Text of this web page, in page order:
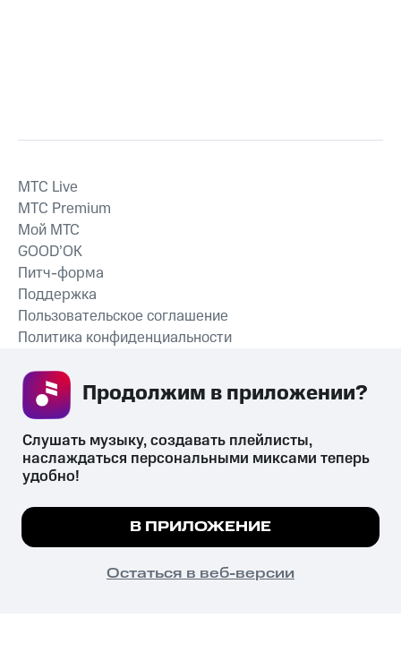
СКАЧАТЬ ПРИЛОЖЕНИЕ
MTС Live
MTС Premium
Мой МТС
GOOD’OK
Питч-форма
Поддержка
Пользовательское соглашение
Политика конфиденциальности
психотропных веществ, их аналогов причиняет вред здоровью,
их незаконный оборот запрещён и влечёт установленную
законодательством ответственность.
© 2026 ООО «КИОН».
Все права защищены
Мы используем куки, чтобы на сайте все
Подробнее
ПОНЯТНО
Слушать музыку, создавать плейлисты,
наслаждаться персональными миксами теперь
удобно!
В ПРИЛОЖЕНИЕ
Остаться в веб-версии